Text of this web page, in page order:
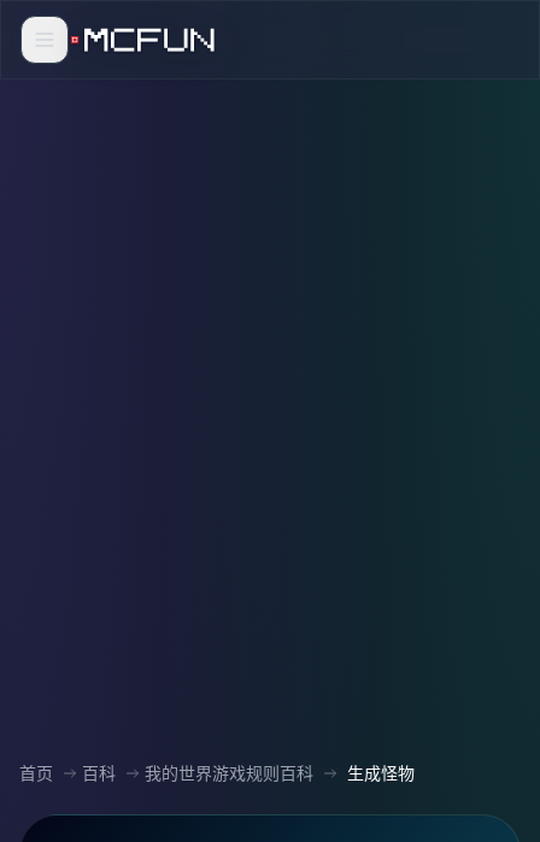
首页 百科 我的世界游戏规则百科 生成怪物